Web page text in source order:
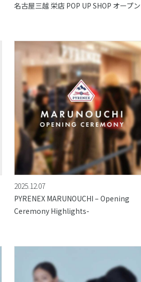
名古屋三越 栄店 POP UP SHOP オープン
2025.12.07
PYRENEX MARUNOUCHI – Opening
Ceremony Highlights-